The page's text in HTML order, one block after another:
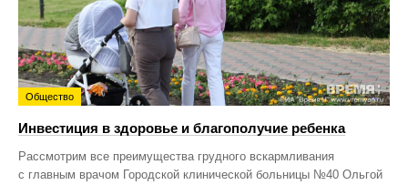
Общество
Инвестиция в здоровье и благополучие ребенка
Рассмотрим все преимущества грудного вскармливания
с главным врачом Городской клинической больницы №40 Ольгой